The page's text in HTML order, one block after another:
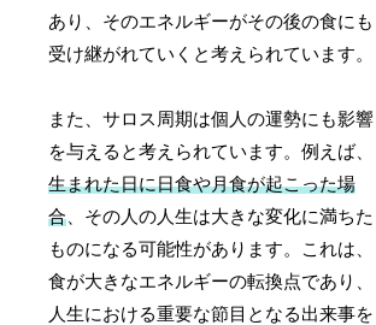
あり、そのエネルギーがその後の食にも
受け継がれていくと考えられています。
また、サロス周期は個人の運勢にも影響
を与えると考えられています。例えば、
生まれた日に日食や月食が起こった場
合 、その人の人生は大きな変化に満ちた
ものになる可能性があります。これは、
食が大きなエネルギーの転換点であり、
人生における重要な節目となる出来事を